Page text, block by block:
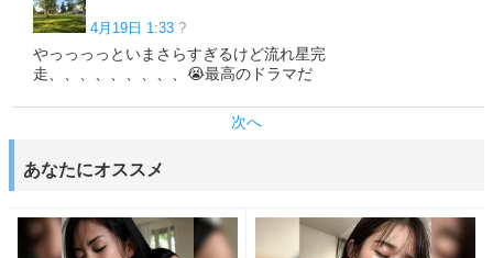
4月19日 1:33 ?
やっっっっといまさらすぎるけど流れ星完
走、、、、、、、、、😭最高のドラマだ
次へ
あなたにオススメ